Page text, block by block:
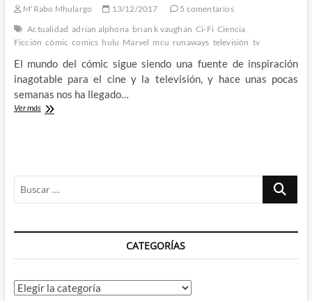
nos
encima
M'Rabo Mhulargo 13/12/2017
5 comentarios
Actualidad adrian alphona brian k vaughan Ci-Fi Ciencia
Ficción cómic comics hulu Marvel mcu runaways televisión tv
El mundo del cómic sigue siendo una fuente de inspiración
inagotable para el cine y la televisión, y hace unas pocas
semanas nos ha llegado…
Ver másLos
con
problema
otro
Buscar
CATEGORÍAS
Categorías